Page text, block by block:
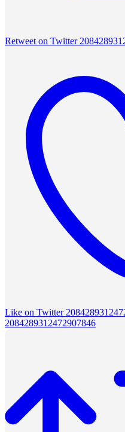
Retweet on Twitter
Like on Twitter
2084289312472907846